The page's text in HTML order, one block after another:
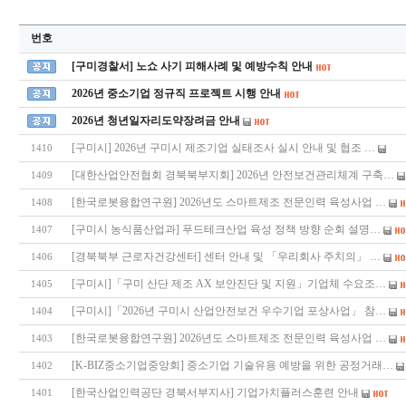
번호
[구미경찰서] 노쇼 사기 피해사례 및 예방수칙 안내
2026년 중소기업 정규직 프로젝트 시행 안내
2026년 청년일자리도약장려금 안내
1410 [구미시] 2026년 구미시 제조기업 실태조사 실시 안내 및 협조 …
1409 [대한산업안전협회 경북북부지회] 2026년 안전보건관리체계 구축…
1408 [한국로봇융합연구원] 2026년도 스마트제조 전문인력 육성사업 …
1407 [구미시 농식품산업과] 푸드테크산업 육성 정책 방향 순회 설명…
1406 [경북북부 근로자건강센터] 센터 안내 및 「우리회사 주치의」 …
1405 [구미시]「구미 산단 제조 AX 보안진단 및 지원」기업체 수요조…
1404 [구미시]「2026년 구미시 산업안전보건 우수기업 포상사업」 참…
1403 [한국로봇융합연구원] 2026년도 스마트제조 전문인력 육성사업 …
1402 [K-BIZ중소기업중앙회] 중소기업 기술유용 예방을 위한 공정거래…
1401 [한국산업인력공단 경북서부지사] 기업가치플러스훈련 안내